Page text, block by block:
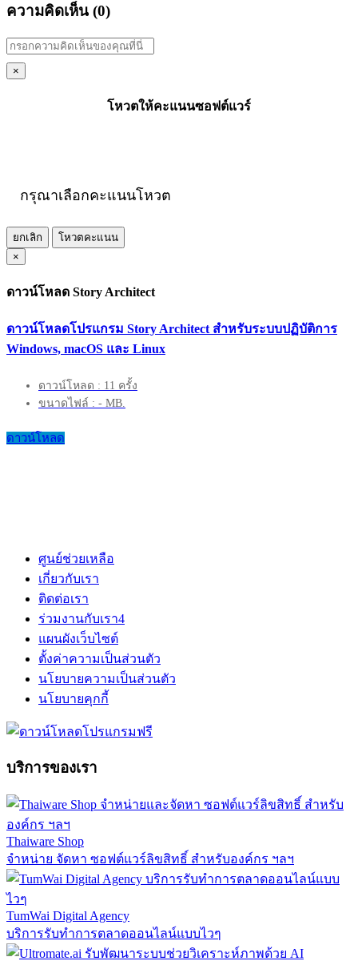
ความคิดเห็น (0)
×
โหวตให้คะแนนซอฟต์แวร์
กรุณาเลือกคะแนนโหวต
ยกเลิก
โหวตคะแนน
×
ดาวน์โหลด Story Architect
ดาวน์โหลดโปรแกรม Story Architect สำหรับระบบปฏิบัติการ
Windows, macOS และ Linux
ดาวน์โหลด : 11 ครั้ง
ขนาดไฟล์ : - MB.
ดาวน์โหลด
ศูนย์ช่วยเหลือ
เกี่ยวกับเรา
ติดต่อเรา
ร่วมงานกับเรา4
แผนผังเว็บไซต์
ตั้งค่าความเป็นส่วนตัว
นโยบายความเป็นส่วนตัว
นโยบายคุกกี้
บริการของเรา
Thaiware Shop
จำหน่าย จัดหา ซอฟต์แวร์ลิขสิทธิ์ สำหรับองค์กร ฯลฯ
TumWai Digital Agency
บริการรับทำการตลาดออนไลน์แบบไวๆ